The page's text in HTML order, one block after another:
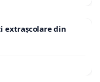
extrașcolare din